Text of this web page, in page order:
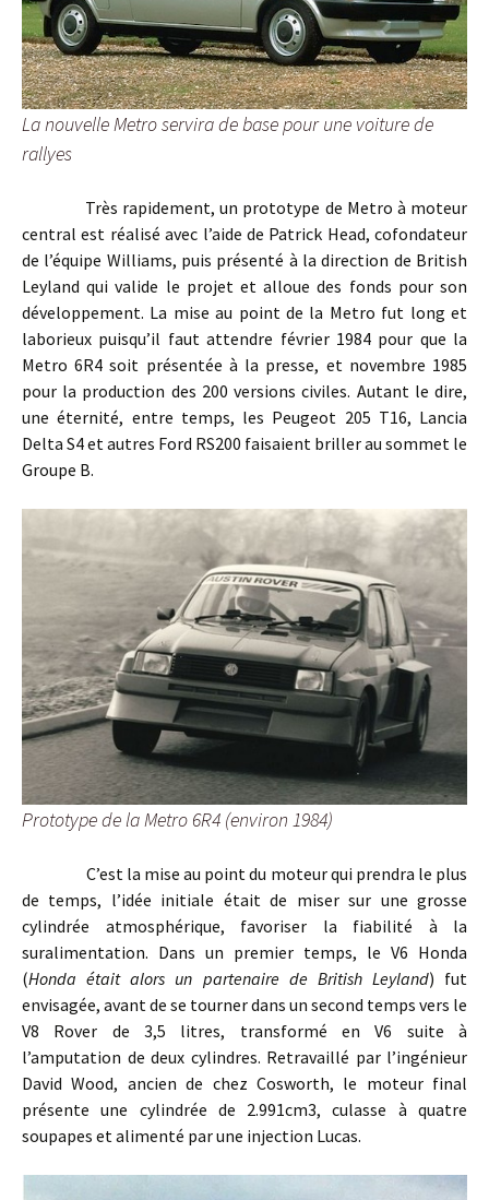
La nouvelle Metro servira de base pour une voiture de
rallyes
Très rapidement, un prototype de Metro à moteur
central est réalisé avec l’aide de Patrick Head, cofondateur
de l’équipe Williams, puis présenté à la direction de British
Leyland qui valide le projet et alloue des fonds pour son
développement. La mise au point de la Metro fut long et
laborieux puisqu’il faut attendre février 1984 pour que la
Metro 6R4 soit présentée à la presse, et novembre 1985
pour la production des 200 versions civiles. Autant le dire,
une éternité, entre temps, les Peugeot 205 T16, Lancia
Delta S4 et autres Ford RS200 faisaient briller au sommet le
Groupe B.
Prototype de la Metro 6R4 (environ 1984)
C’est la mise au point du moteur qui prendra le plus
de temps, l’idée initiale était de miser sur une grosse
cylindrée atmosphérique, favoriser la fiabilité à la
suralimentation. Dans un premier temps, le V6 Honda
(Honda était alors un partenaire de British Leyland) fut
envisagée, avant de se tourner dans un second temps vers le
V8 Rover de 3,5 litres, transformé en V6 suite à
l’amputation de deux cylindres. Retravaillé par l’ingénieur
David Wood, ancien de chez Cosworth, le moteur final
présente une cylindrée de 2.991cm3, culasse à quatre
soupapes et alimenté par une injection Lucas.